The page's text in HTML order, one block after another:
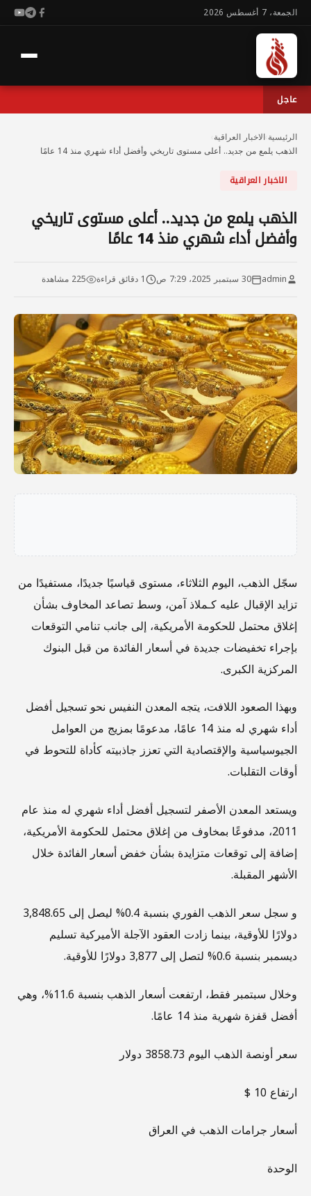
الجمعة، 7 أغسطس 2026
عاجل
الرئيسية الاخبار العراقية
الذهب يلمع من جديد.. أعلى مستوى تاريخي وأفضل أداء شهري منذ 14 عامًا
الاخبار العراقية
الذهب يلمع من جديد.. أعلى مستوى تاريخي
وأفضل أداء شهري منذ 14 عامًا
admin 30 سبتمبر 2025، 7:29 ص 1 دقائق قراءة 225 مشاهدة
سجّل الذهب، اليوم الثلاثاء، مستوى قياسيًا جديدًا، مستفيدًا من
تزايد الإقبال عليه كـملاذ آمن، وسط تصاعد المخاوف بشأن
إغلاق محتمل للحكومة الأمريكية، إلى جانب تنامي التوقعات
بإجراء تخفيضات جديدة في أسعار الفائدة من قبل البنوك
المركزية الكبرى.
وبهذا الصعود اللافت، يتجه المعدن النفيس نحو تسجيل أفضل
أداء شهري له منذ 14 عامًا، مدعومًا بمزيج من العوامل
الجيوسياسية والإقتصادية التي تعزز جاذبيته كأداة للتحوط في
أوقات التقلبات.
ويستعد المعدن الأصفر لتسجيل أفضل أداء شهري له منذ عام
2011، مدفوعًا بمخاوف من إغلاق محتمل للحكومة الأمريكية،
إضافة إلى توقعات متزايدة بشأن خفض أسعار الفائدة خلال
الأشهر المقبلة.
و سجل سعر الذهب الفوري بنسبة 0.4% ليصل إلى 3,848.65
دولارًا للأوقية، بينما زادت العقود الآجلة الأميركية تسليم
ديسمبر بنسبة 0.6% لتصل إلى 3,877 دولارًا للأوقية.
وخلال سبتمبر فقط، ارتفعت أسعار الذهب بنسبة 11.6%، وهي
أفضل قفزة شهرية منذ 14 عامًا.
سعر أونصة الذهب اليوم 3858.73 دولار
ارتفاع 10 $
أسعار جرامات الذهب في العراق
الوحدة